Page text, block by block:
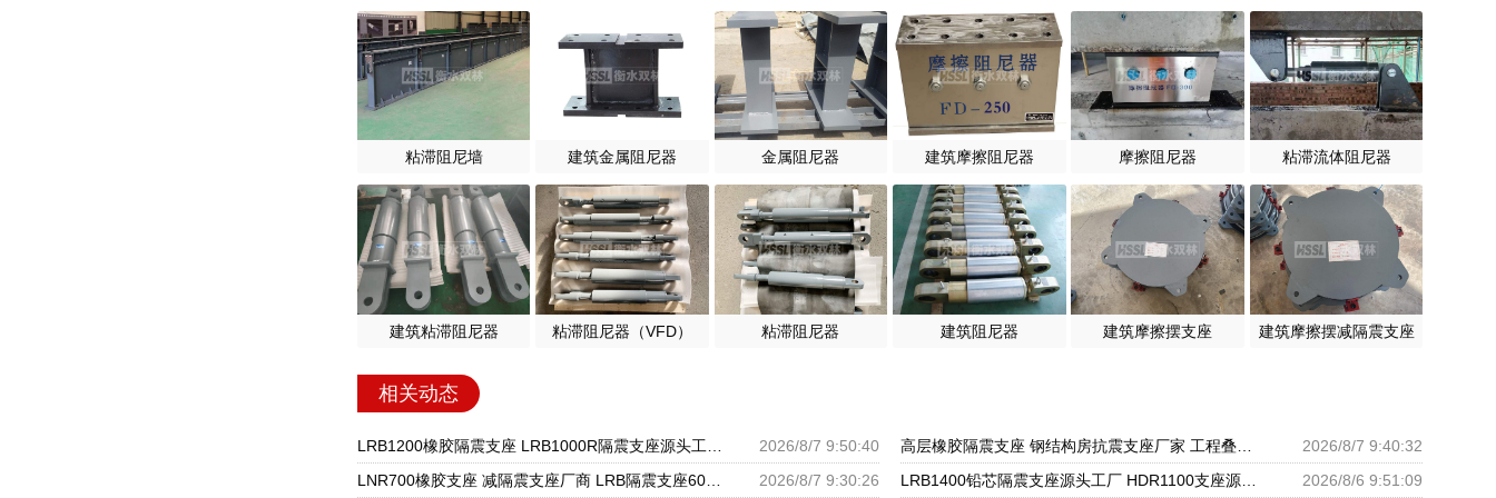
粘滞阻尼墙 建筑金属阻尼器 金属阻尼器 建筑摩擦阻尼器 摩擦阻尼器 粘滞流体阻尼器
建筑粘滞阻尼器 粘滞阻尼器（VFD） 粘滞阻尼器 建筑阻尼器 建筑摩擦摆支座 建筑摩擦摆减隔震支座
相关动态
2026/8/7 9:50:40
2026/8/7 9:40:32
LNR700橡胶支座 减隔震支座厂商 LRB隔震支座600生产厂家
2026/8/7 9:30:26 2026/8/6 9:51:09